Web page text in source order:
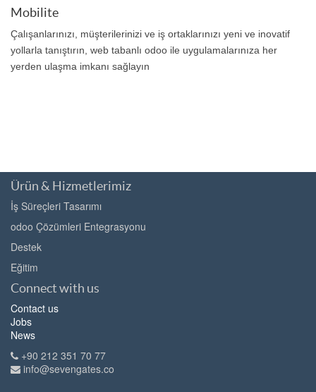
Mobilite
Çalışanlarınızı, müşterilerinizi ve iş ortaklarınızı yeni ve inovatif
yollarla tanıştırın, web tabanlı odoo ile uygulamalarınıza her
yerden ulaşma imkanı sağlayın
Ürün & Hizmetlerimiz
İş Süreçleri Tasarımı
odoo Çözümleri Entegrasyonu
Destek
Eğitim
Connect with us
Contact us
Jobs
News
+90 212 351 70 77
info@sevengates.co